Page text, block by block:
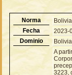
Norma
Fecha
2023-
Dominio
Bolivia
A
3223,